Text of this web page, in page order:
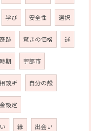
学び 安全性 選択
奇跡 驚きの価格 運
時期 宇部市
談所 自分の殻
設定
縁 出会い